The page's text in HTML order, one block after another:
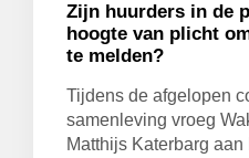
Zijn huurders in de
hoogte van plicht
te melden?
Tijdens de afgelopen
samenleving vroeg
Matthijs Katerbarg